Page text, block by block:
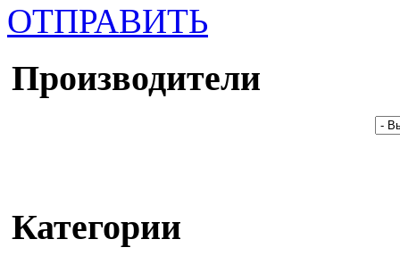
ОТПРАВИТЬ
Производители
Категории